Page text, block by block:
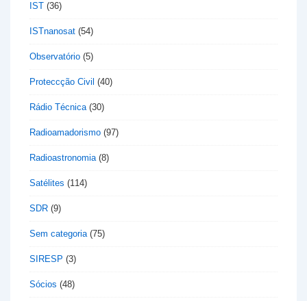
IST (36)
ISTnanosat (54)
Observatório (5)
Proteccção Civil (40)
Rádio Técnica(30)
Radioamadorismo (97)
Radioastronomia(8)
Satélites (114)
SDR (9)
Sem categoria(75)
SIRESP (3)
Sócios (48)